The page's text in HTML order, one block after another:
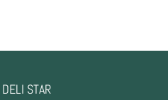
DELI STAR